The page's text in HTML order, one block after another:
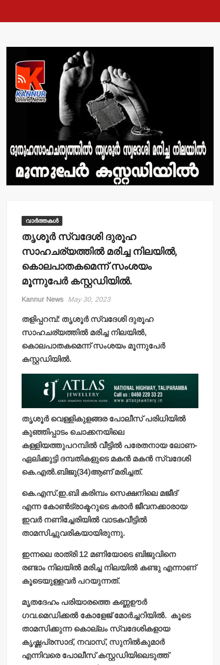
വാർത്തകൾ
തൃശൂര്‍ സ്വദേശി ദുരൂഹ
സാഹചര്യത്തില്‍ മരിച്ച നിലയില്‍,
കൊലപാതകമെന്ന് സംശയം
മൂന്നുപേര്‍ കസ്റ്റഡിയില്‍.
Kannur News May 30, 2023
തളിപ്പറമ്പ്: തൃശൂര്‍ സ്വദേശി ദുരൂഹ
സാഹചര്യത്തില്‍ മരിച്ച നിലയില്‍,
കൊലപാതകമെന്ന് സംശയം മൂന്നുപേര്‍
കസ്റ്റഡിയില്‍.
തൃശൂര്‍ വെള്ളികുളങ്ങര പോലീസ് പരിധിയില്‍
കുഞ്ഞിപ്പാടം ചൊക്കനയിലെ
കള്ളിയത്തുപറമ്പില്‍ വീട്ടില്‍ പരേതനായ ലോണ-
ഏലിക്കുട്ടി ദമ്പതികളുടെ മകന്‍ മകന്‍ സ്വദേശി
കെ.എല്‍.ബിജു(34)ആണ് മരിച്ചത്.
കെ.എസ്.ഇ.ബി കരിമ്പം സെക്ഷനിലെ മജീദ്
എന്ന കോണ്‍ട്രാക്ടറുടെ കരാര്‍ ജീവനക്കാരായ
ഇവര്‍ നണിച്ചേരിയില്‍ വാടകവീട്ടില്‍
താമസിച്ചുവരികയായിരുന്നു.
ഇന്നലെ രാത്രി 12 മണിയോടെ ബിജുവിനെ
രണ്ടാം നിലയില്‍ മരിച്ച നിലയില്‍ കണ്ടു എന്നാണ്
കൂടെയുള്ളവര്‍ പറയുന്നത്.
മൃതദേഹം പരിയാരത്തെ കണ്ണഊര്‍
ഗവ.മെഡിക്കല്‍ കോളേജ് മോര്‍ച്ചറിയില്‍. കൂടെ
താമസിക്കുന്ന കൊല്ലം സ്വദേശികളായ
കൃഷ്ണപ്രസാദ്, നവാസ്, സുനില്‍കുമാര്‍
എന്നിവരെ പോലീസ് കസ്റ്റഡിയിലെടുത്ത്